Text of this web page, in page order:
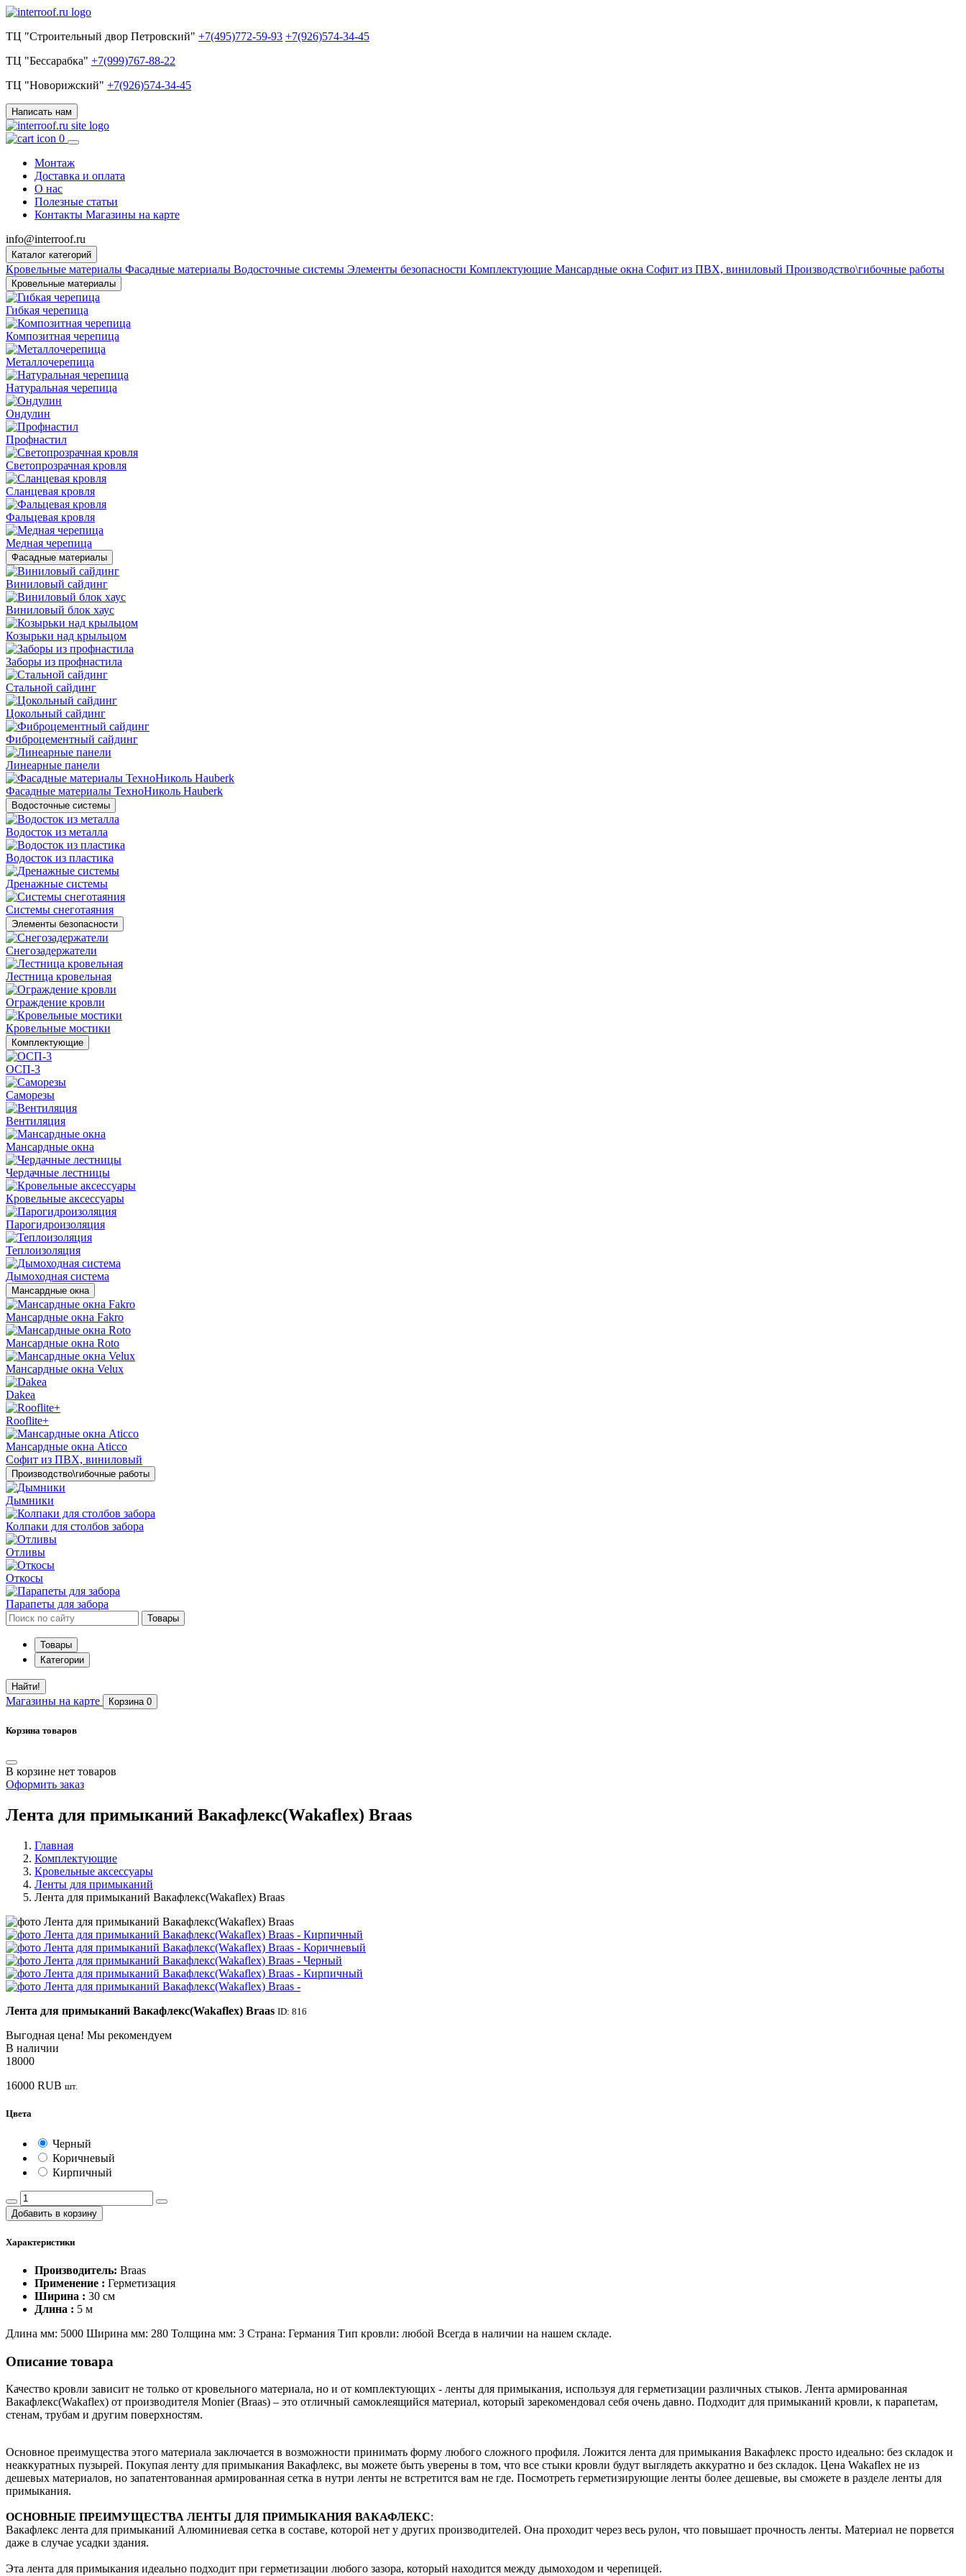
ТЦ "Строительный двор Петровский" +7(495)772-59-93 +7(926)574-34-45
ТЦ "Бессарабка" +7(999)767-88-22
ТЦ "Новорижский" +7(926)574-34-45
Написать нам
0
Монтаж
Доставка и оплата
О нас
Полезные статьи
Контакты Магазины на карте
info@interroof.ru
Каталог категорий
Кровельные материалы Фасадные материалы Водосточные системы Элементы безопасности Комплектующие Мансардные окна Софит из ПВХ, виниловый Производство\гибочные работы
Кровельные материалы
Гибкая черепица
Композитная черепица
Металлочерепица
Натуральная черепица
Ондулин
Профнастил
Светопрозрачная кровля
Сланцевая кровля
Фальцевая кровля
Медная черепица
Фасадные материалы
Виниловый сайдинг
Виниловый блок хаус
Козырьки над крыльцом
Заборы из профнастила
Стальной сайдинг
Цокольный сайдинг
Фиброцементный сайдинг
Линеарные панели
Фасадные материалы ТехноНиколь Hauberk
Водосточные системы
Водосток из металла
Водосток из пластика
Дренажные системы
Системы снеготаяния
Элементы безопасности
Снегозадержатели
Лестница кровельная
Ограждение кровли
Кровельные мостики
Комплектующие
ОСП-3
Саморезы
Вентиляция
Мансардные окна
Чердачные лестницы
Кровельные аксессуары
Парогидроизоляция
Теплоизоляция
Дымоходная система
Мансардные окна
Мансардные окна Fakro
Мансардные окна Roto
Мансардные окна Velux
Dakea
Rooflite+
Мансардные окна Aticco
Софит из ПВХ, виниловый
Производство\гибочные работы
Дымники
Колпаки для столбов забора
Отливы
Откосы
Парапеты для забора
Товары
Товары
Категории
Найти!
Магазины на карте Корзина 0
Корзина товаров
В корзине нет товаров
Оформить заказ
Лента для примыканий Вакафлекс(Wakaflex) Braas
Главная
Комплектующие
Кровельные аксессуары
Ленты для примыканий
Лента для примыканий Вакафлекс(Wakaflex) Braas
Лента для примыканий Вакафлекс(Wakaflex) Braas ID: 816
Выгодная цена! Мы рекомендуем
В наличии
18000
16000 RUB шт.
Цвета
Черный
Коричневый
Кирпичный
Добавить в корзину
Характеристики
Производитель: Braas
Применение : Герметизация
Ширина : 30 см
Длина : 5 м
Длина мм: 5000 Ширина мм: 280 Толщина мм: 3 Страна: Германия Тип кровли: любой Всегда в наличии на нашем складе.
Описание товара
Качество кровли зависит не только от кровельного материала, но и от комплектующих - ленты для примыкания, используя для герметизации различных стыков. Лента армированная
Вакафлекс(Wakaflex) от производителя Monier (Braas) – это отличный самоклеящийся материал, который зарекомендовал себя очень давно. Подходит для примыканий кровли, к парапетам,
стенам, трубам и другим поверхностям.
Основное преимущества этого материала заключается в возможности принимать форму любого сложного профиля. Ложится лента для примыкания Вакафлекс просто идеально: без складок и
неаккуратных пузырей. Покупая ленту для примыкания Вакафлекс, вы можете быть уверены в том, что все стыки кровли будут выглядеть аккуратно и без складок. Цена Wakaflex не из
дешевых материалов, но запатентованная армированная сетка в нутри ленты не встретится вам не где. Посмотреть герметизирующие ленты более дешевые, вы сможете в разделе ленты для
примыкания.
ОСНОВНЫЕ ПРЕИМУЩЕСТВА ЛЕНТЫ ДЛЯ ПРИМЫКАНИЯ ВАКАФЛЕКС:
Вакафлекс лента для примыканий Алюминиевая сетка в составе, которой нет у других производителей. Она проходит через весь рулон, что повышает прочность ленты. Материал не порвется
даже в случае усадки здания.
Эта лента для примыкания идеально подходит при герметизации любого зазора, который находится между дымоходом и черепицей.